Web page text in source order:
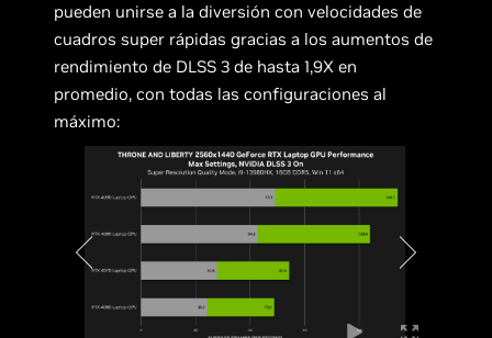
pueden unirse a la diversión con velocidades de
cuadros super rápidas gracias a los aumentos de
rendimiento de DLSS 3 de hasta 1,9X en
promedio, con todas las configuraciones al
máximo: